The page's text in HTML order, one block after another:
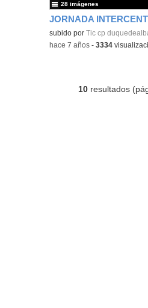
Contenido educativo.
subido porTic cp
28 imágenes
-hace 7 años -3334
10 resultados